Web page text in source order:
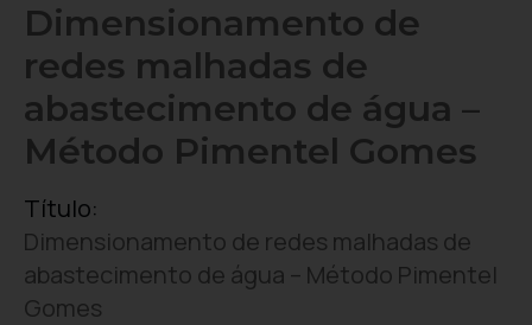
Dimensionamento de
redes malhadas de
abastecimento de água –
Método Pimentel Gomes
Título:
Dimensionamento de redes malhadas de
abastecimento de água – Método Pimentel
Gomes